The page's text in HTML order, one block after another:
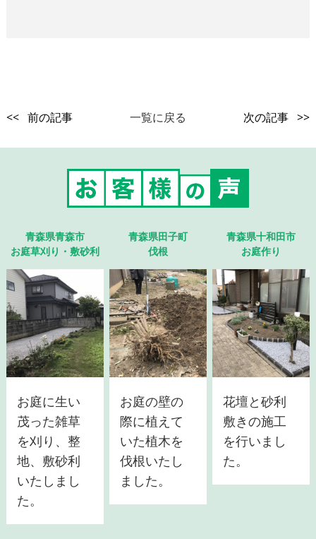
<< 前の記事 一覧に戻る 次の記事 >>
青森県青森市
お庭草刈り・敷砂利
お庭に生い
茂った雑草
を刈り、整
地、敷砂利
いたしまし
た。
青森県田子町
伐根
お庭の壁の
際に植えて
いた植木を
伐根いたし
ました。
青森県十和田市
お庭作り
花壇と砂利
敷きの施工
を行いまし
た。